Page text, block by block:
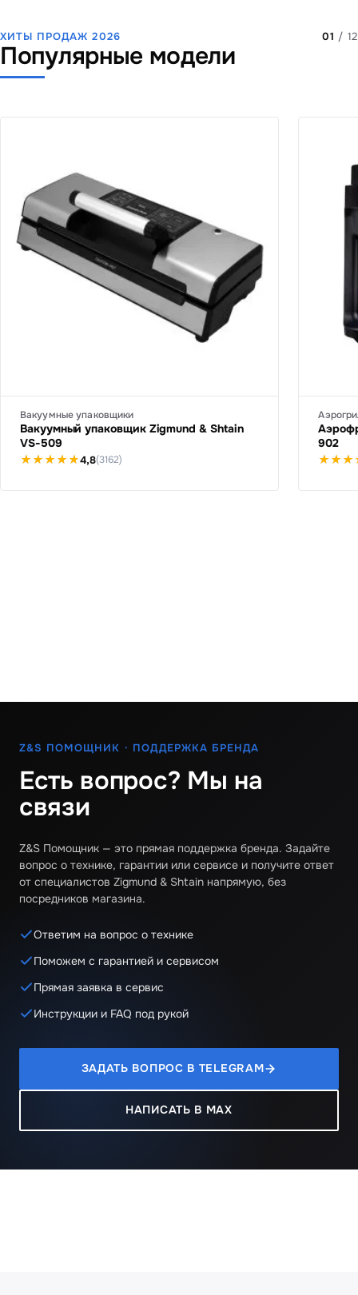
ХИТЫ ПРОДАЖ 2026
Популярные модели
01 / 12
Вакуумные упаковщики
Вакуумный упаковщик Zigmund & Shtain
VS-509
4,8(3162)
902
Z&S ПОМОЩНИК · ПОДДЕРЖКА БРЕНДА
Есть вопрос? Мы на
связи
Z&S Помощник — это прямая поддержка бренда. Задайте
вопрос о технике, гарантии или сервисе и получите ответ
от специалистов Zigmund & Shtain напрямую, без
посредников магазина.
Ответим на вопрос о технике
Поможем с гарантией и сервисом
Прямая заявка в сервис
Инструкции и FAQ под рукой
ЗАДАТЬ ВОПРОС В TELEGRAM
НАПИСАТЬ В MAX